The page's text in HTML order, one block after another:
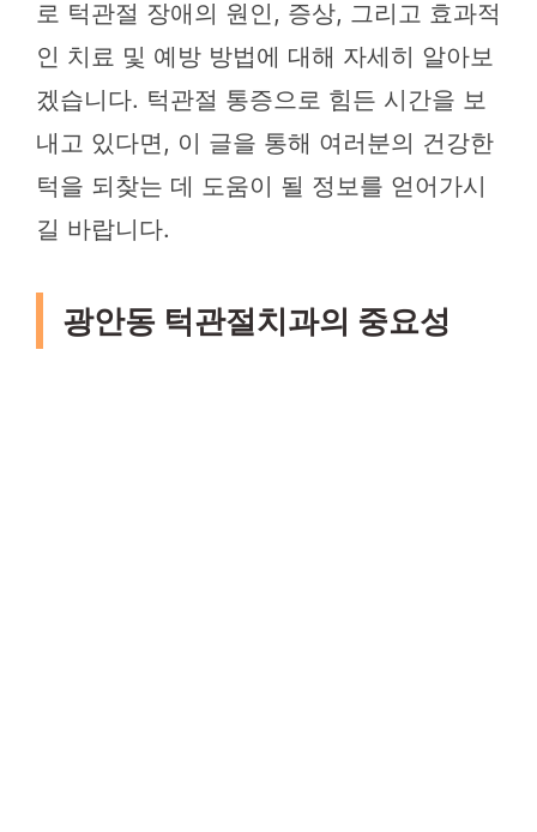
로 턱관절 장애의 원인, 증상, 그리고 효과적
인 치료 및 예방 방법에 대해 자세히 알아보
겠습니다. 턱관절 통증으로 힘든 시간을 보
내고 있다면, 이 글을 통해 여러분의 건강한
턱을 되찾는 데 도움이 될 정보를 얻어가시
길 바랍니다.
광안동 턱관절치과의 중요성